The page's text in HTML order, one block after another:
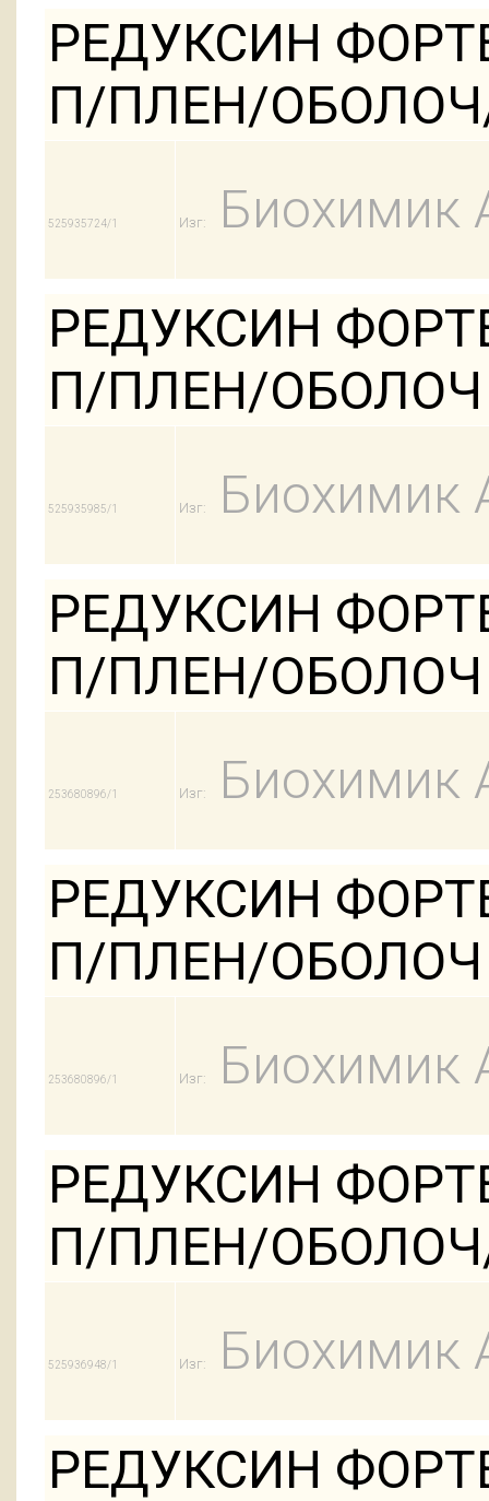
РЕДУКСИН
П/ПЛЕН/
525935724/1 Изг:
Биохимик
РЕДУКСИН
П/ПЛЕН/ОБОЛОЧ
525935985/1 Изг:
Биохимик
РЕДУКСИН
П/ПЛЕН/ОБОЛОЧ
253680896/1 Изг:
Биохимик
РЕДУКСИН
П/ПЛЕН/ОБОЛОЧ
253680896/1 Изг:
Биохимик
РЕДУКСИН
П/ПЛЕН/
525936948/1 Изг:
Биохимик
РЕДУКСИН